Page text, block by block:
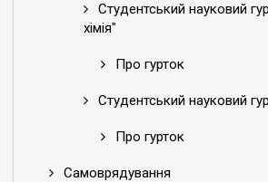
Студентський науковий
хімія"
Про гурток
Студентський науковий
Про гурток
Самоврядування